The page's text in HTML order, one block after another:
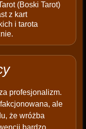
(Boski Tarot)
z kart
i tarota
profesjonalizm.
ale
że wróżba
bardzo